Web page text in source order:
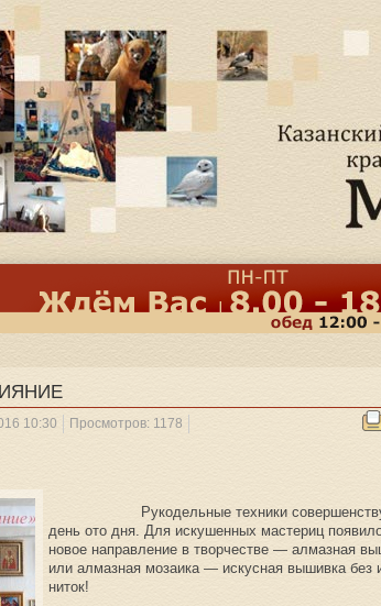
10:30 Просмотров: 1178
Рукодельные техники
день ото дня. Для искушенных мастериц
новое направление в творчестве — алмазная
или алмазная мозаика — искусная вышивка без
ниток!